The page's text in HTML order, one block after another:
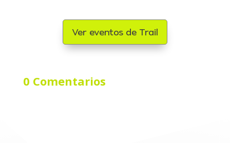
Ver eventos de Trail
0 Comentarios